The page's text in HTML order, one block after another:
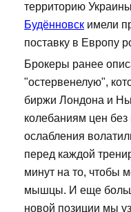
территорию
Будённовск имели
поставку в Европу
Брокеры ранее
"остервенелую",
биржи Лондона и
колебаниям цен без
ослабления
перед каждой
минут на то, чтобы
мышцы. И еще
новой позиции мы